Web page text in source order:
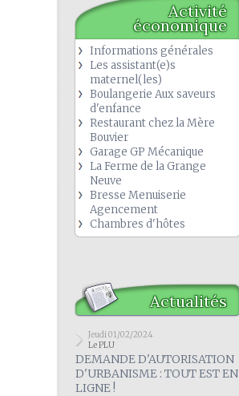
Activité
économique
Informations générales
Les assistant(e)s
maternel(les)
Boulangerie Aux saveurs
d'enfance
Restaurant chez la Mère
Bouvier
Garage GP Mécanique
La Ferme de la Grange
Neuve
Bresse Menuiserie
Agencement
Chambres d'hôtes
Actualités
Jeudi 01/02/2024
Le PLU
DEMANDE D'AUTORISATION
D'URBANISME : TOUT EST EN
LIGNE !